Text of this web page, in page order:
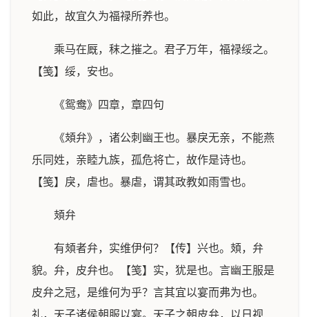
如此，故宜久为福禄所养也。
乘马在厩，秣之摧之。君子万年，福禄绥之。
【笺】绥，安也。
《鸳鸯》四章，章四句
《頍弁》，诸公刺幽王也。暴戾无亲，不能燕
乐同姓，亲睦九族，孤危将亡，故作是诗也。
【笺】戾，虐也。暴虐，谓其政教如雨雪也。
頍弁
有頍者弁，实维伊何？【传】兴也。頍，弁
貌。弁，皮弁也。【笺】实，犹是也。言幽王服是
皮弁之冠，是维何为乎？言其宜以宴而弗为也。
礼，天子诸侯朝服以宴。天子之朝皮弁，以日视